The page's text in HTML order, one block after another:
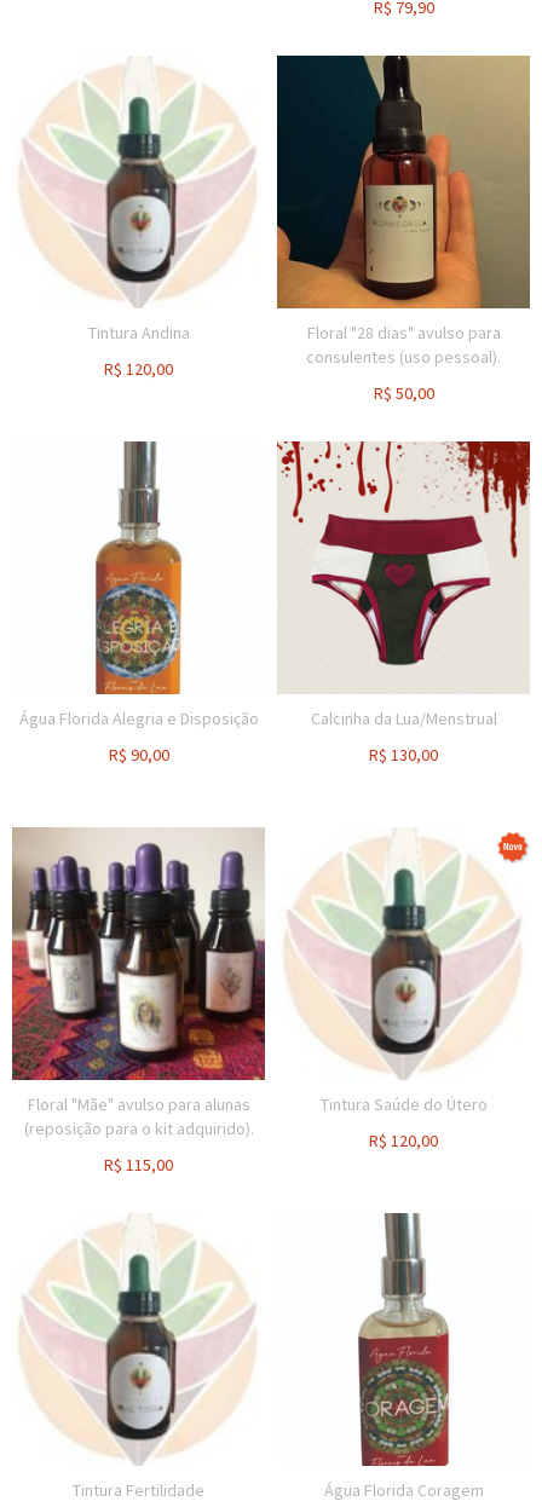
R$ 79,90
Tintura Andina
R$ 120,00
Floral "28 dias" avulso para
consulentes (uso pessoal).
R$ 50,00
Água Florida Alegria e Disposição
R$ 90,00
Calcinha da Lua/Menstrual
R$ 130,00
Floral "Mãe" avulso para alunas
(reposição para o kit adquirido).
R$ 115,00
Tintura Saúde do Útero
R$ 120,00
Tintura Fertilidade
Água Florida Coragem